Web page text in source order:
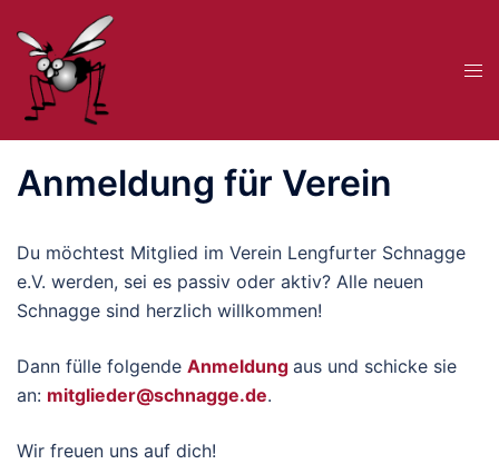
Inhalt
springen
Anmeldung für Verein
Du möchtest Mitglied im Verein Lengfurter Schnagge
e.V. werden, sei es passiv oder aktiv? Alle neuen
Schnagge sind herzlich willkommen!
Dann fülle folgende Anmeldung aus und schicke sie
an: mitglieder@schnagge.de.
Wir freuen uns auf dich!